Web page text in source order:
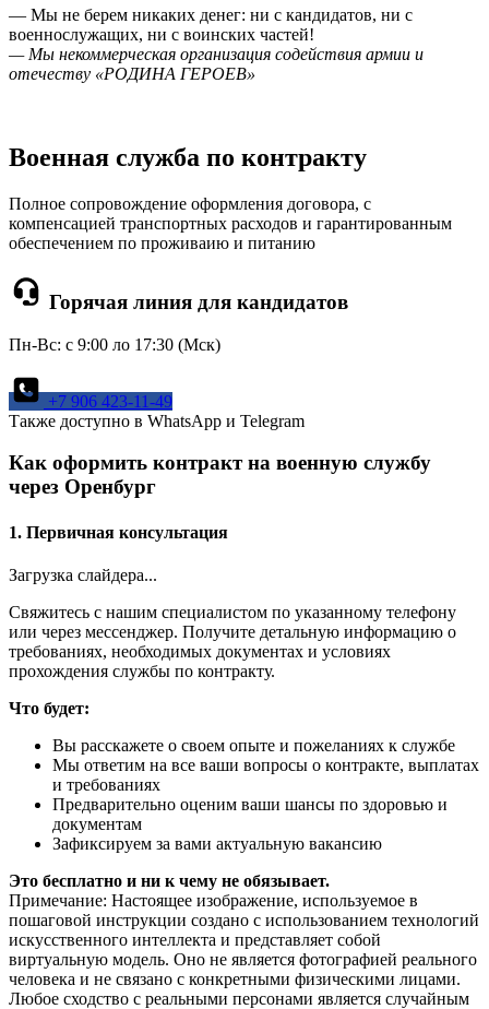
— Мы не берем никаких денег: ни с кандидатов, ни с
военнослужащих, ни c воинских частей!
— Мы некоммерческая организация содействия армии и
отечеству «РОДИНА ГЕРОЕВ»
Военная служба по контракту
Полное сопровождение оформления договора, с
компенсацией транспортных расходов и гарантированным
обеспечением по проживаию и питанию
Горячая линия для кандидатов
Пн-Вс: c 9:00 ло 17:30 (Мск)
+7 906 423-11-49
Также доступно в WhatsApp и Telegram
Как оформить контракт на военную службу
через Оренбург
1. Первичная консультация
Загрузка слайдера...
Свяжитесь с нашим специалистом по указанному телефону
или через мессенджер. Получите детальную информацию о
требованиях, необходимых документах и условиях
прохождения службы по контракту.
Что будет:
Вы расскажете о своем опыте и пожеланиях к службе
Мы ответим на все ваши вопросы о контракте, выплатах
и требованиях
Предварительно оценим ваши шансы по здоровью и
документам
Зафиксируем за вами актуальную вакансию
Это бесплатно и ни к чему не обязывает.
Примечание: Настоящее изображение, используемое в
пошаговой инструкции создано с использованием технологий
искусственного интеллекта и представляет собой
виртуальную модель. Оно не является фотографией реального
человека и не связано с конкретными физическими лицами.
Любое сходство с реальными персонами является случайным